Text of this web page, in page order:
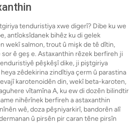
tenduristiya xwe digerî? Dibe ku we
antîoksîdanek bihêz ku di gelek
wekî salmon, trout û mişk de tê dîtin,
ê geş e. Astaxanthin rêzek berfireh ji
pêşkêşî dike, ji piştgiriya
zêdekirina zindîtiya çerm û parastina
karotenoidên din, wekî beta-karoten,
vîtamîna A, ku ew di dozên bilindtir
nihêrînek berfireh a astaxanthin
wê, doza pêşniyarkirî, bandorên alî
û pirsên pir caran têne pirsîn